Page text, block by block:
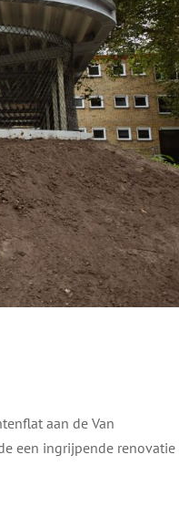
aan de Van
een ingrijpende renovatie